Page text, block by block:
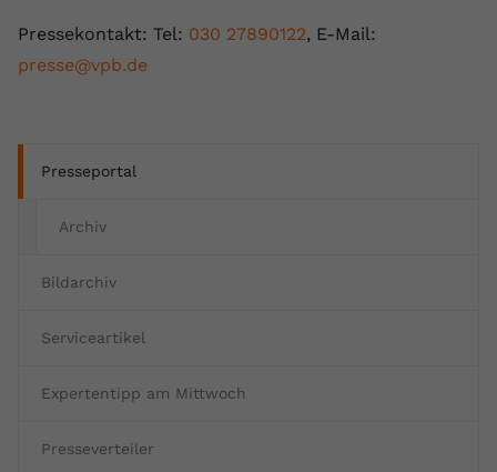
Presseportal
Archiv
Bildarchiv
Serviceartikel
Expertentipp am Mittwoch
Presseverteiler
Pressekontakt: Tel: 030 27890122, E-Mail:
presse@vpb.de